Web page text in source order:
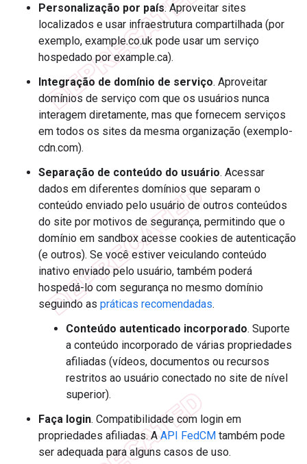
Personalização por país. Aproveitar sites
localizados e usar infraestrutura compartilhada (por
exemplo, example.co.uk pode usar um serviço
hospedado por example.ca).
Integração de domínio de serviço. Aproveitar
domínios de serviço com que os usuários nunca
interagem diretamente, mas que fornecem serviços
em todos os sites da mesma organização (exemplo-
cdn.com).
Separação de conteúdo do usuário. Acessar
dados em diferentes domínios que separam o
conteúdo enviado pelo usuário de outros conteúdos
do site por motivos de segurança, permitindo que o
domínio em sandbox acesse cookies de autenticação
(e outros). Se você estiver veiculando conteúdo
inativo enviado pelo usuário, também poderá
hospedá-lo com segurança no mesmo domínio
seguindo as práticas recomendadas.
Conteúdo autenticado incorporado. Suporte
a conteúdo incorporado de várias propriedades
afiliadas (vídeos, documentos ou recursos
restritos ao usuário conectado no site de nível
superior).
Faça login. Compatibilidade com login em
propriedades afiliadas. AAPI FedCM também pode
ser adequada para alguns casos de uso.